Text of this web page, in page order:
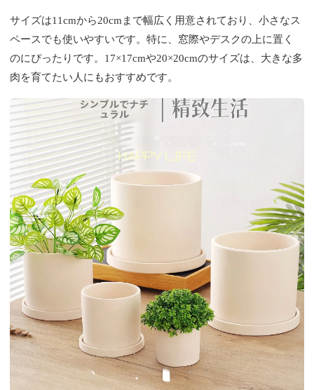
サイズは11cmから20cmまで幅広く用意されており、小さなス
ペースでも使いやすいです。特に、窓際やデスクの上に置く
のにぴったりです。17×17cmや20×20cmのサイズは、大きな多
肉を育てたい人にもおすすめです。